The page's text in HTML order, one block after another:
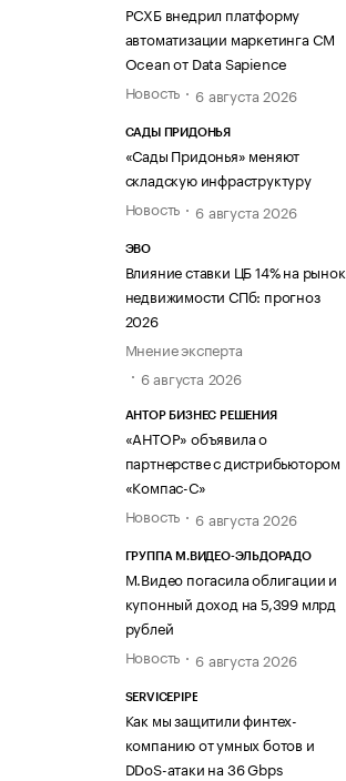
РСХБ внедрил платформу
автоматизации маркетинга CM
Ocean от Data Sapience
Новость
6 августа 2026
САДЫ ПРИДОНЬЯ
«Сады Придонья» меняют
складскую инфраструктуру
Новость
6 августа 2026
ЭВО
Влияние ставки ЦБ 14% на рынок
недвижимости СПб: прогноз
2026
Мнение эксперта
6 августа 2026
АНТОР БИЗНЕС РЕШЕНИЯ
«АНТОР» объявила о
партнерстве с дистрибьютором
«Компас-С»
Новость
6 августа 2026
ГРУППА М.ВИДЕО-ЭЛЬДОРАДО
М.Видео погасила облигации и
купонный доход на 5,399 млрд
рублей
Новость
6 августа 2026
SERVICEPIPE
Как мы защитили финтех-
компанию от умных ботов и
DDoS-атаки на 36 Gbps